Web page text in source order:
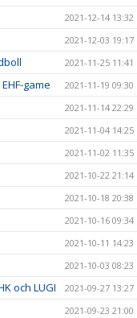
2021-12-14 13:32
2021-12-03 19:17
2021-11-25 11:41
game 2021-11-19 09:30
2021-11-14 22:29
2021-11-04 14:25
2021-11-02 11:35
2021-10-22 21:14
2021-10-18 20:38
2021-10-16 09:34
2021-10-11 14:23
2021-10-03 08:23
och LUGI 2021-09-27 13:27
2021-09-23 21:00